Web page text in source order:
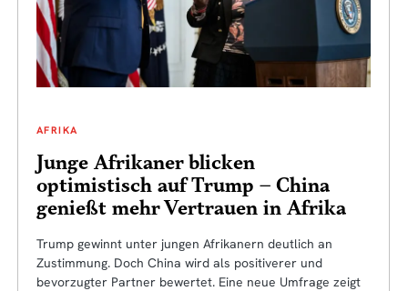
AFRIKA
Junge Afrikaner blicken
optimistisch auf Trump – China
genießt mehr Vertrauen in Afrika
Trump gewinnt unter jungen Afrikanern deutlich an
Zustimmung. Doch China wird als positiverer und
bevorzugter Partner bewertet. Eine neue Umfrage zeigt